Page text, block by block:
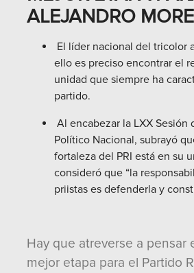
ALEJANDRO
El líder nacional del tricolor
ello es preciso encontrar el
unidad que siempre ha
partido.
Al encabezar la LXX Sesión
Político Nacional, subrayó
fortaleza del PRI está en su
consideró que “la
priistas es defenderla y
Hay que atreverse a pensar
mejor etapa para el Partido